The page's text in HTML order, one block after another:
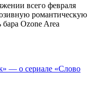
всего февраля
романтическую
Ozone Area
— о сериале «Слово